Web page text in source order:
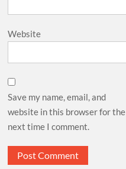
Website
Save my name, email, and
website in this browser for the
next time I comment.